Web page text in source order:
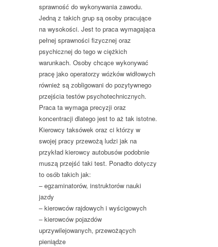
sprawność do wykonywania zawodu.
Jedną z takich grup są osoby pracujące
na wysokości. Jest to praca wymagająca
pełnej sprawności fizycznej oraz
psychicznej do tego w ciężkich
warunkach. Osoby chcące wykonywać
pracę jako operatorzy wózków widłowych
również są zobligowani do pozytywnego
przejścia testów psychotechnicznych.
Praca ta wymaga precyzji oraz
koncentracji dlatego jest to aż tak istotne.
Kierowcy taksówek oraz ci którzy w
swojej pracy przewożą ludzi jak na
przykład kierowcy autobusów podobnie
muszą przejść taki test. Ponadto dotyczy
to osób takich jak:
– egzaminatorów, instruktorów nauki
jazdy
– kierowców rajdowych i wyścigowych
– kierowców pojazdów
uprzywilejowanych, przewożących
pieniądze